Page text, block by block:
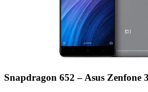
Snapdragon 652 – Asus Zenfone